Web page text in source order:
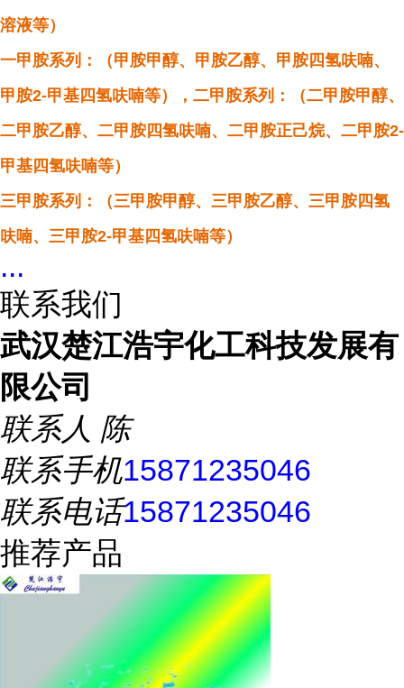
溶液等）
一甲胺系列：（甲胺甲醇、甲胺乙醇、甲胺四氢呋喃、
甲胺2-甲基四氢呋喃等），二甲胺系列：（二甲胺甲醇、
二甲胺乙醇、二甲胺四氢呋喃、二甲胺正己烷、二甲胺2-
甲基四氢呋喃等）
三甲胺系列：（三甲胺甲醇、三甲胺乙醇、三甲胺四氢
呋喃、三甲胺2-甲基四氢呋喃等）
...
联系我们
武汉楚江浩宇化工科技发展有
限公司
联系人 陈
联系手机15871235046
联系电话15871235046
推荐产品